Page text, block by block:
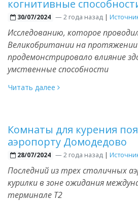
когнитивные
30/07/2024 —2 года назад |
Исследованию, которое
Великобритании на
продемонстрировало влияние
умственные способности
Читать далее
Комнаты для курения
аэропорту Домодедово
28/07/2024 —2 года назад |
Последний из трех столичных
курилки в зоне ожидания
терминале Т2